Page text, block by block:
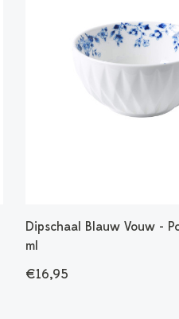
Dipschaal Blauw Vouw -
ml
€16,95